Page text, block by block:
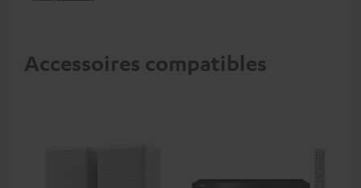
Accessoires compatibles